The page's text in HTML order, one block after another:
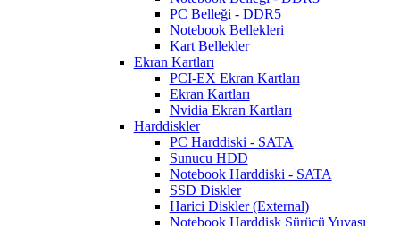
PC Belleği - DDR5
Notebook Bellekleri
Kart Bellekler
Ekran Kartları
PCI-EX Ekran Kartları
Ekran Kartları
Nvidia Ekran Kartları
Harddiskler
PC Harddiski - SATA
Sunucu HDD
Notebook Harddiski - SATA
SSD Diskler
Harici Diskler (External)
Notebook Harddisk Sürücü Yuvası